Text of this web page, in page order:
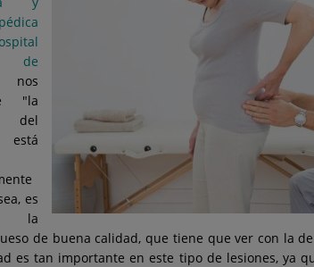
de
nos
"la
del
es
la
de buena calidad, que tiene que ver con la
es tan importante en este tipo de lesiones, ya